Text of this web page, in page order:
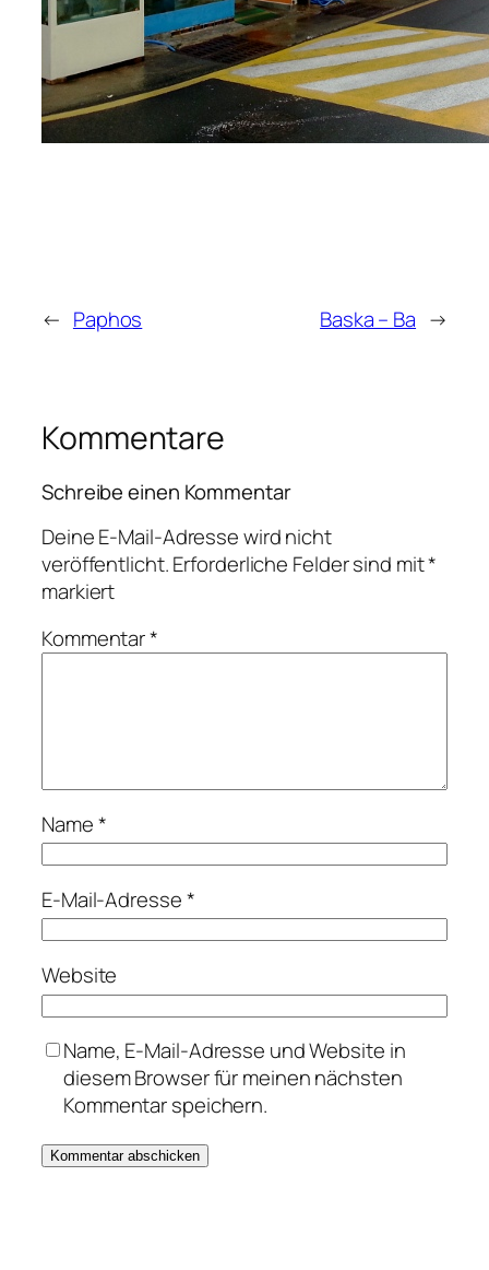
← Paphos Baska – Ba →
Kommentare
Schreibe einen Kommentar
Deine E-Mail-Adresse wird nicht
veröffentlicht.Erforderliche Felder sind mit*
markiert
Kommentar*
Name*
E-Mail-Adresse*
Website
Name, E-Mail-Adresse und Website in
diesem Browser für meinen nächsten
Kommentar speichern.